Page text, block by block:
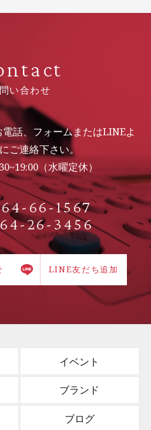
い合わせ
話、フォームまたはLINEよ
ご連絡下さい。
（水曜定休）
66-1567
26-3456
LINE友だち追加
イベント
ブランド
ブログ